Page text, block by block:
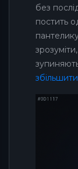
без
постить